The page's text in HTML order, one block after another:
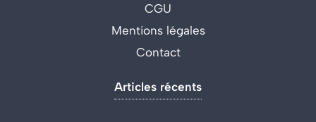
CGU
Mentions légales
Contact
Articles récents